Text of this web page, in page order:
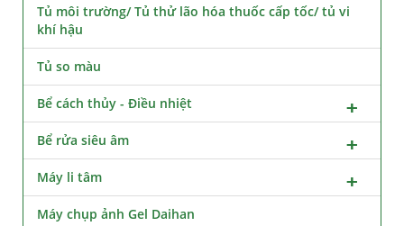
Tủ môi trường/ Tủ thử lão hóa thuốc cấp tốc/ tủ vi
khí hậu
Tủ so màu
Bể cách thủy - Điều nhiệt
Bể rửa siêu âm
Máy li tâm
Máy chụp ảnh Gel Daihan